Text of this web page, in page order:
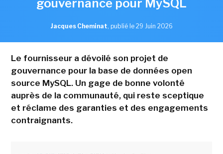
gouvernance pour MySQL
Jacques Cheminat, publié le 29 Juin 2026
Le fournisseur a dévoilé son projet de
gouvernance pour la base de données open
source MySQL. Un gage de bonne volonté
auprès de la communauté, qui reste sceptique
et réclame des garanties et des engagements
contraignants.